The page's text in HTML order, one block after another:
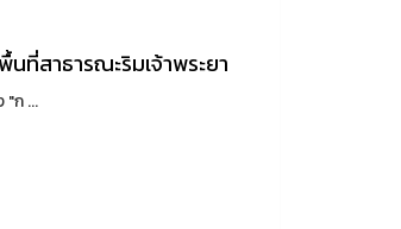
ที่สาธารณะริมเจ้าพระยา
"ก ...